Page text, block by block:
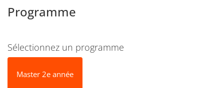
Programme
Sélectionnez un programme
Master 2e année